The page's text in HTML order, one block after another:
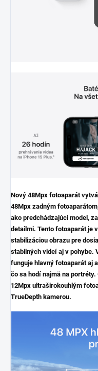
Nový 48Mpx fotoaparát
48Mpx zadným
ako predchádzajúci model,
detailmi. Tento fotoaparát je
stabilizáciou obrazu pre
stabilných videí aj v pohybe.
funguje hlavný fotoaparát aj
čo sa hodí najmä na
12Mpx ultraširokouhlým
TrueDepth kamerou.